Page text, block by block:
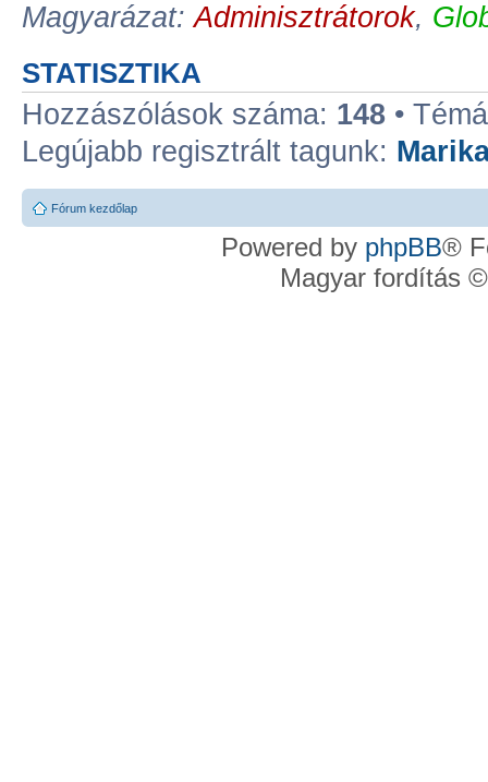
Magyarázat:Adminisztrátorok,
STATISZTIKA
Hozzászólások száma: 148 •
Legújabb regisztrált tagunk:
Fórum kezdőlap
Powered by phpBB®
Magyar fordítás